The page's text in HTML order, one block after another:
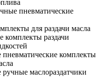
пневматические
для раздачи масла
комплекты раздачи
комплекты
маслораздатчики